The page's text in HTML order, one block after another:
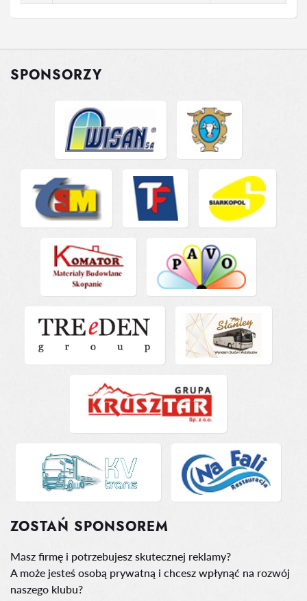
SPONSORZY
ZOSTAŃ SPONSOREM
Masz firmę i potrzebujesz skutecznej reklamy?
A może jesteś osobą prywatną i chcesz wpłynąć na rozwój
naszego klubu?